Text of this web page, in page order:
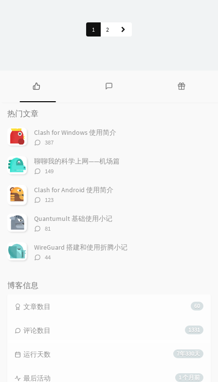
1 2
热
门
文
章
论
热门文章
Clash for Windows 使用简介
评
数：
387
聊聊我的科学上网——机场篇
评
数：
149
Clash for Android 使用简介
评
数：
123
Quantumult 基础使用小记
评
数：
81
WireGuard 搭建和使用折腾小记
评
44
博客信息
60
文章数目
1331
评论数目
7年330天
运行天数
1 个月前
最后活动